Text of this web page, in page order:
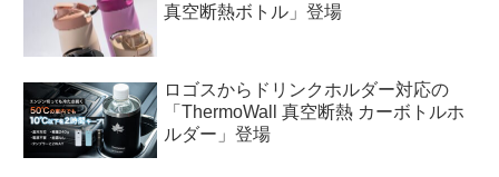
真空断熱ボトル」登場
ロゴスからドリンクホルダー対応の
「ThermoWall 真空断熱 カーボトルホ
ルダー」登場